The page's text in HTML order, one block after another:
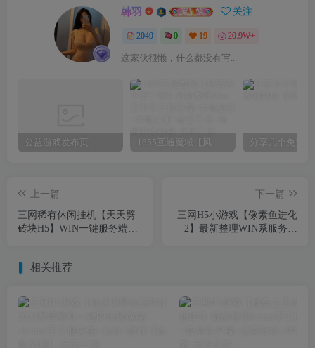
韩羽 关注
2049 0 19 20.9W+
这家伙很懒，什么都没有写...
公益游戏发布页
上一篇
三网稀有休闲挂机【天天劈
砖块H5】WIN一键服务端
下一篇
三网H5小游戏【像素鱼进化
2】最新整理WIN系服务端
相关推荐